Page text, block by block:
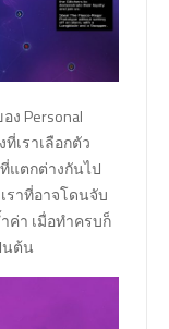
ง Personal
เราเลือกตัว
แตกต่างกันไป
ราที่อาจโดนจับ
า เมื่อทำครบก็
นต้น